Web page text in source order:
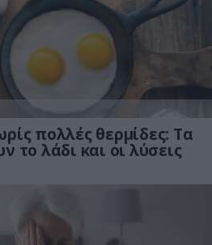
πολλές θερμίδες: Τα
το λάδι και οι λύσεις